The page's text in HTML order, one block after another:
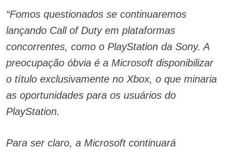
“Fomos questionados se continuaremos
lançando Call of Duty em plataformas
concorrentes, como o PlayStation da Sony. A
preocupação óbvia é a Microsoft disponibilizar
o título exclusivamente no Xbox, o que minaria
as oportunidades para os usuários do
PlayStation.
Para ser claro, a Microsoft continuará